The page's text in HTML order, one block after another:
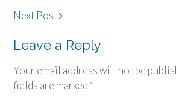
Post
Next Post
Leave a Reply
Your email address will not be
fields are marked *